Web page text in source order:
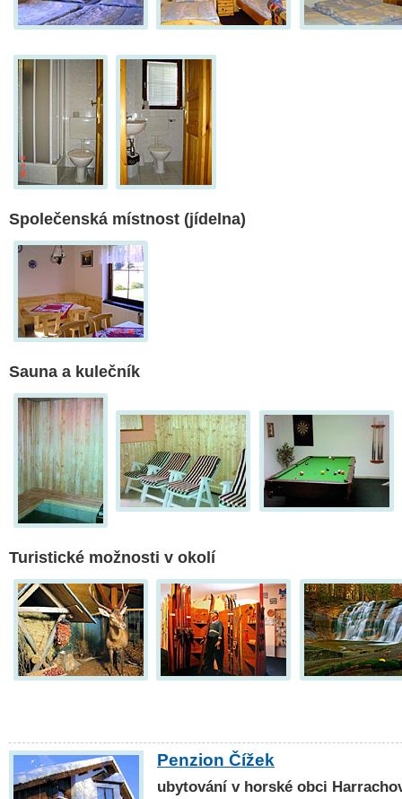
Společenská místnost (jídelna)
Sauna a kulečník
Turistické možnosti v okolí
Penzion Čížek
ubytování v horské obci